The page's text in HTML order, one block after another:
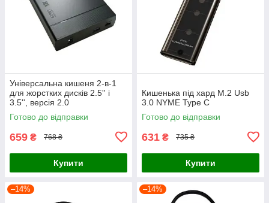
Універсальна кишеня 2-в-1
для жорстких дисків 2.5'' і
3.5'', версія 2.0
Готово до відправки
659 ₴ 768 ₴
Купити
Кишенька під хард M.2 Usb
3.0 NYME Type C
Готово до відправки
631 ₴ 735 ₴
Купити
–14% –14%